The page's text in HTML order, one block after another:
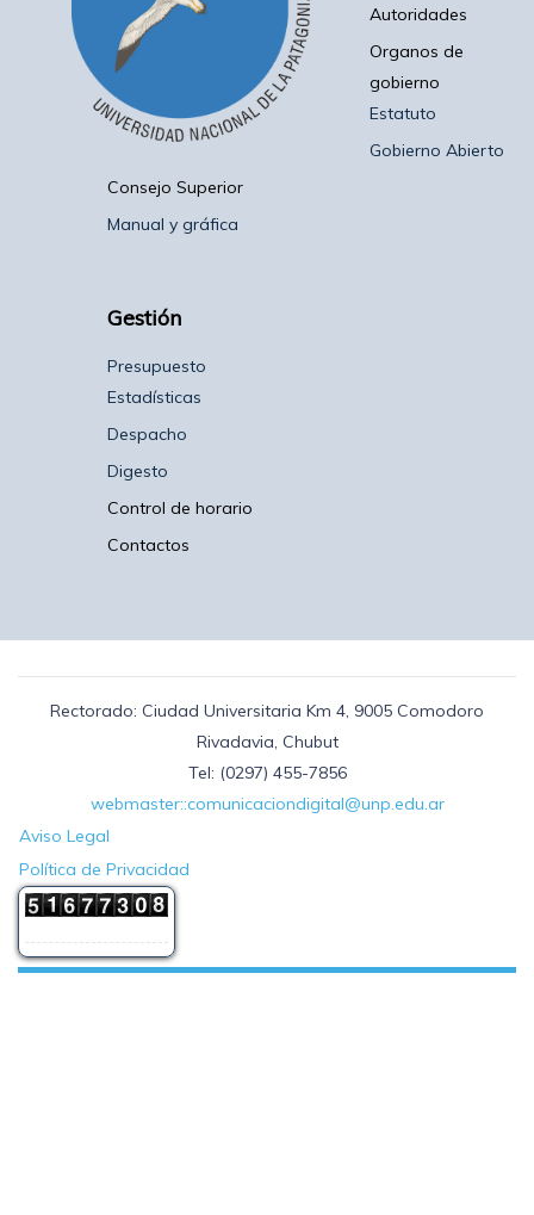
Autoridades
Organos de
gobierno
Estatuto
Gobierno Abierto
Consejo Superior
Manual y gráfica
Gestión
Presupuesto
Estadísticas
Despacho
Digesto
Control de horario
Contactos
Rectorado: Ciudad Universitaria Km 4, 9005 Comodoro
Rivadavia, Chubut
Tel: (0297) 455-7856
webmaster::comunicaciondigital@unp.edu.ar
Aviso Legal
Política de Privacidad